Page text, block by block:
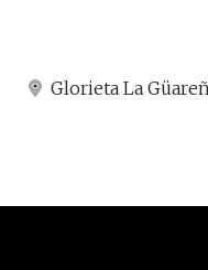
Glorieta La